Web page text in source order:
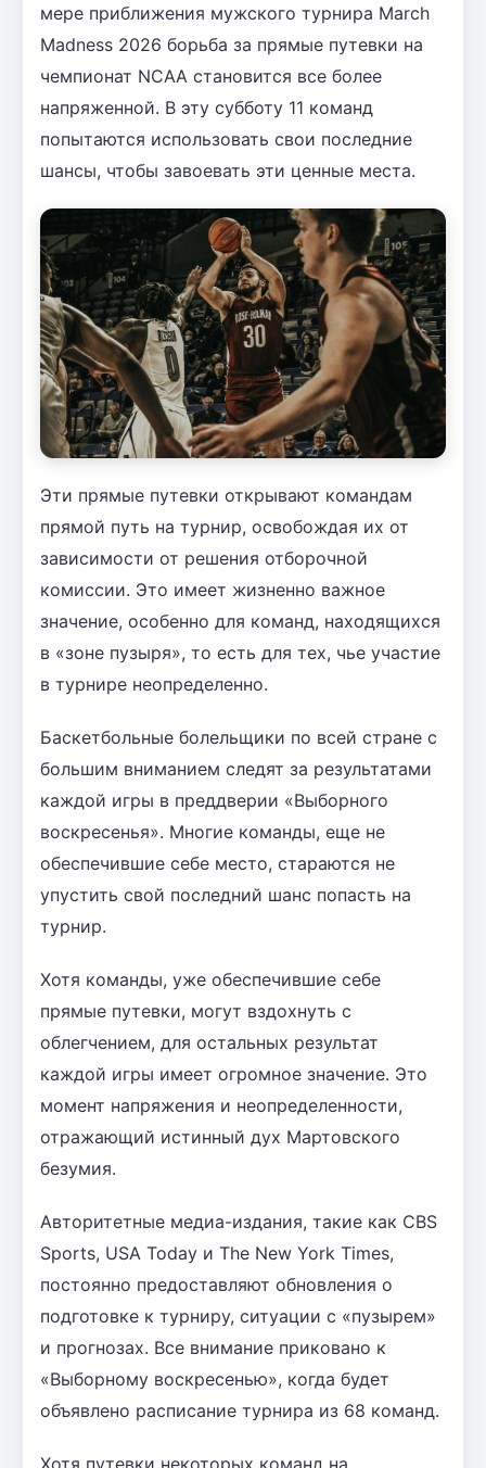
мере приближения мужского турнира March
Madness 2026 борьба за прямые путевки на
чемпионат NCAA становится все более
напряженной. В эту субботу 11 команд
попытаются использовать свои последние
шансы, чтобы завоевать эти ценные места.
Эти прямые путевки открывают командам
прямой путь на турнир, освобождая их от
зависимости от решения отборочной
комиссии. Это имеет жизненно важное
значение, особенно для команд, находящихся
в «зоне пузыря», то есть для тех, чье участие
в турнире неопределенно.
Баскетбольные болельщики по всей стране с
большим вниманием следят за результатами
каждой игры в преддверии «Выборного
воскресенья». Многие команды, еще не
обеспечившие себе место, стараются не
упустить свой последний шанс попасть на
турнир.
Хотя команды, уже обеспечившие себе
прямые путевки, могут вздохнуть с
облегчением, для остальных результат
каждой игры имеет огромное значение. Это
момент напряжения и неопределенности,
отражающий истинный дух Мартовского
безумия.
Авторитетные медиа-издания, такие как CBS
Sports, USA Today и The New York Times,
постоянно предоставляют обновления о
подготовке к турниру, ситуации с «пузырем»
и прогнозах. Все внимание приковано к
«Выборному воскресенью», когда будет
объявлено расписание турнира из 68 команд.